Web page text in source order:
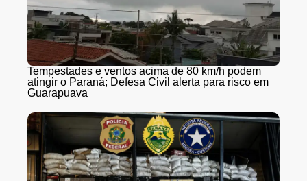
Tempestades e ventos acima de 80 km/h podem
atingir o Paraná; Defesa Civil alerta para risco em
Guarapuava